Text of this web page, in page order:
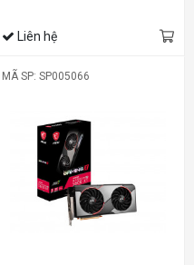
Liên hệ
MÃ SP: SP005066